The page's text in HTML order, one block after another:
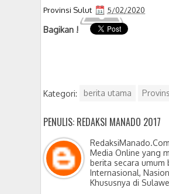
Provinsi Sulut
5/02/2020
Bagikan !
Kategori: berita utama
PENULIS: REDAKSI MANADO 2017
Media Online yang
berita secara umum
Internasional,
Khususnya di